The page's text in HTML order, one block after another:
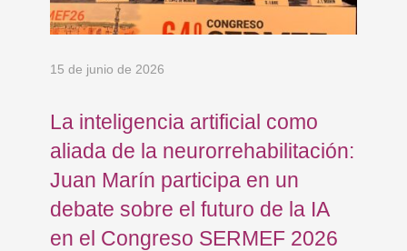
15 de junio de 2026
La inteligencia artificial como
aliada de la neurorrehabilitación:
Juan Marín participa en un
debate sobre el futuro de la IA
en el Congreso SERMEF 2026